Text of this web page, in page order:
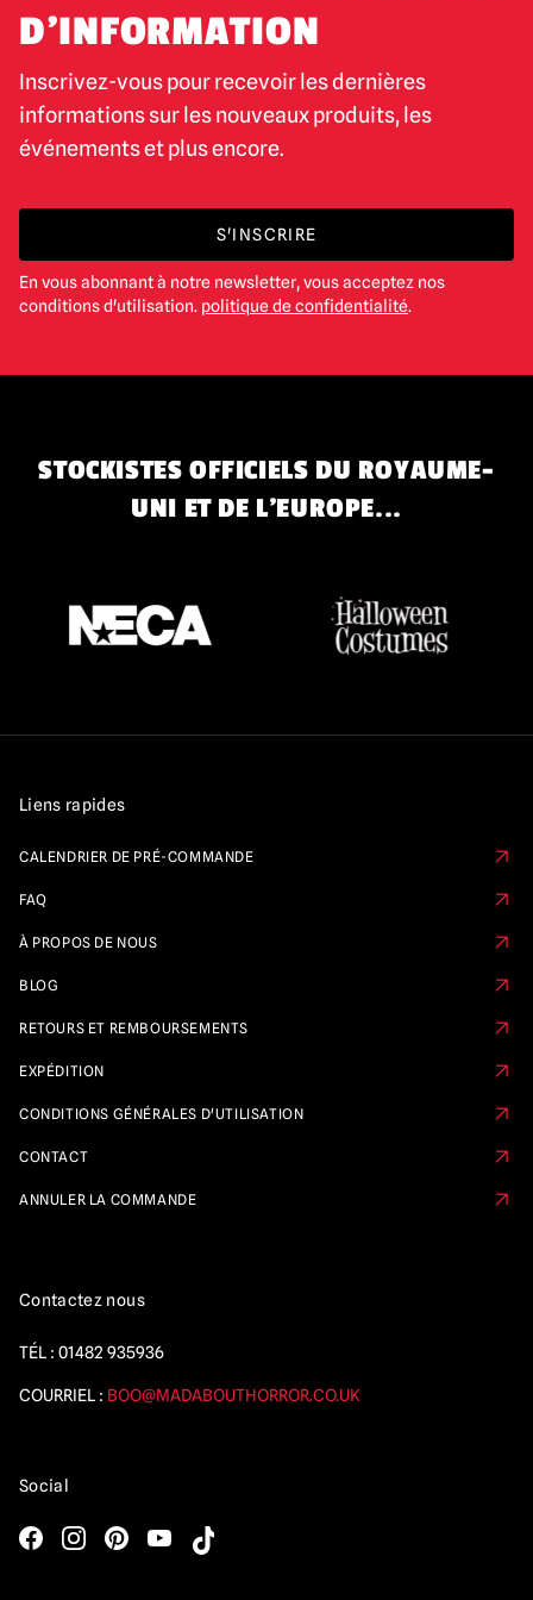
D'INFORMATION
Inscrivez-vous pour recevoir les dernières
informations sur les nouveaux produits, les
événements et plus encore.
S'INSCRIRE
En vous abonnant à notre newsletter, vous acceptez nos
conditions d'utilisation. politique de confidentialité.
STOCKISTES OFFICIELS DU ROYAUME-
UNI ET DE L'EUROPE...
Liens rapides
CALENDRIER DE PRÉ-COMMANDE
FAQ
À PROPOS DE NOUS
BLOG
RETOURS ET REMBOURSEMENTS
EXPÉDITION
CONDITIONS GÉNÉRALES D'UTILISATION
CONTACT
ANNULER LA COMMANDE
Contactez nous
TÉL : 01482 935936
COURRIEL : BOO@MADABOUTHORROR.CO.UK
Social